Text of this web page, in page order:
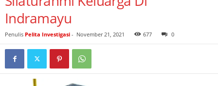
Indramayu
Penulis Pelita Investigasi - November 21, 2021 677 0